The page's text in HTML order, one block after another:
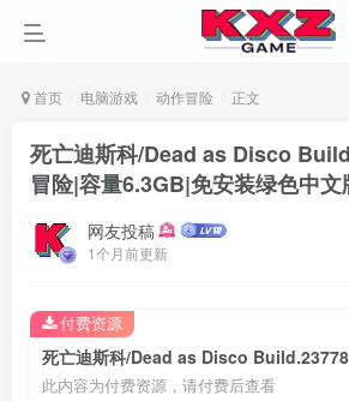
首页 电脑游戏 动作冒险 正文
死亡迪斯科/Dead as Disco
冒险|容量6.3GB|免安装绿色中文
网友投稿
1个月前更新
此内容为付费资源，请付费后查看
付费资源